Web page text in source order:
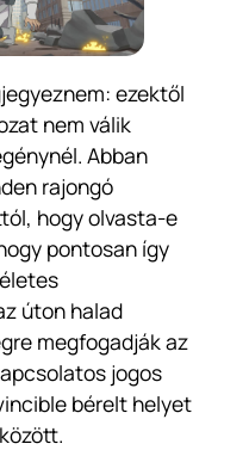
ezektől
nem válik
Abban
rajongó
hogy olvasta-e
pontosan így
úton halad
megfogadják az
jogos
bérelt helyet